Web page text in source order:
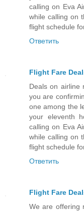
calling on Eva
while calling on
flight schedule
Ответить
Flight Fare
Deals on airline
you are
one among the
your eleventh
calling on Eva
while calling on
flight schedule
Ответить
Flight Fare
We are offering